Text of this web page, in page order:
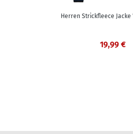
Herren Strickfleece Jacke
19,99 €